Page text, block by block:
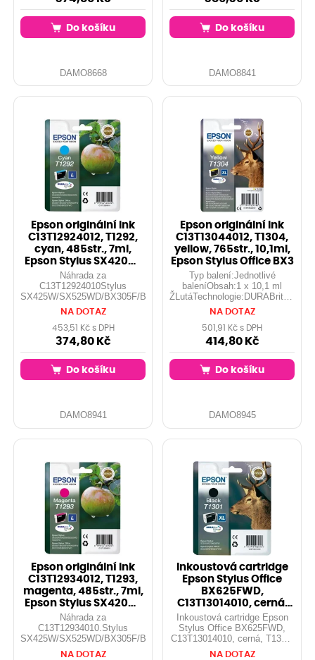
vyblednutí.
Do košíku
DAMO8668
Do košíku
DAMO8841
Epson originální ink
C13T12924012, T1292,
cyan, 485str., 7ml,
Epson Stylus SX420W,
425W, S
Náhrada za
C13T12924010Stylus
SX425W/SX525WD/BX305F/BX320FW/BX625FWD
NA DOTAZ
453,51 Kč s DPH
374,80 Kč
Do košíku
DAMO8941
Epson originální ink
C13T13044012, T1304,
yellow, 765str., 10,1ml,
Epson Stylus Office BX3
Typ balení:Jednotlivé
baleníObsah:1 x 10,1 ml
ŽLutáTechnologie:DURABrite™
UltraZkratka:T1304Symbol:Jelen...
NA DOTAZ
501,91 Kč s DPH
414,80 Kč
Do košíku
DAMO8945
Epson originální ink
C13T12934012, T1293,
magenta, 485str., 7ml,
Epson Stylus SX420W,
425W
Náhrada za
C13T12934010.Stylus
SX425W/SX525WD/BX305F/BX320FW/BX625FWD
NA DOTAZ
Inkoustová cartridge
Epson Stylus Office
BX625FWD,
C13T13014010, cerná,
T1301, 25,4 ml, 94
Inkoustová cartridge Epson
Stylus Office BX625FWD,
C13T13014010, cerná, T1301,
25,4 ml, 945s, DURABrite, O
NA DOTAZ